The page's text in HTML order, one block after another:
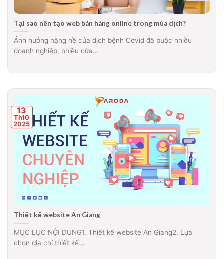
Tại sao nên tạo web bán hàng online trong mùa dịch?
Ảnh hưởng nặng nề của dịch bệnh Covid đã buộc nhiều
doanh nghiệp, nhiều cửa...
Thiết kế website An Giang
MỤC LỤC NỘI DUNG1. Thiết kế website An Giang2. Lựa
chọn địa chỉ thiết kế...
13
Th10
2025